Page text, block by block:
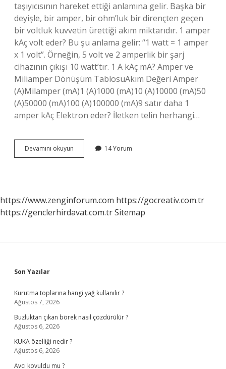
taşıyıcısının hareket ettiği anlamına gelir. Başka bir
deyişle, bir amper, bir ohm’luk bir dirençten geçen
bir voltluk kuvvetin ürettiği akım miktarıdır. 1 amper
kAç volt eder? Bu şu anlama gelir: “1 watt = 1 amper
x 1 volt”. Örneğin, 5 volt ve 2 amperlik bir şarj
cihazının çıkışı 10 watt’tır. 1 A kAç mA? Amper ve
Miliamper Dönüşüm TablosuAkım Değeri Amper
(A)Milamper (mA)1 (A)1000 (mA)10 (A)10000 (mA)50
(A)50000 (mA)100 (A)100000 (mA)9 satır daha 1
amper kAç Elektron eder? İletken telin herhangi…
Devamını okuyun
Amper
14 Yorum
https://www.zenginforum.com https://gocreativ.com.tr
https://genclerhirdavat.com.trSitemap
Sidebar
Son Yazılar
Kurutma toplarına hangi yağ kullanılır ?
Ağustos 7, 2026
Buzluktan çıkan börek nasıl çözdürülür ?
Ağustos 6, 2026
KUKA özelliği nedir ?
Ağustos 6, 2026
Avcı kovuldu mu ?